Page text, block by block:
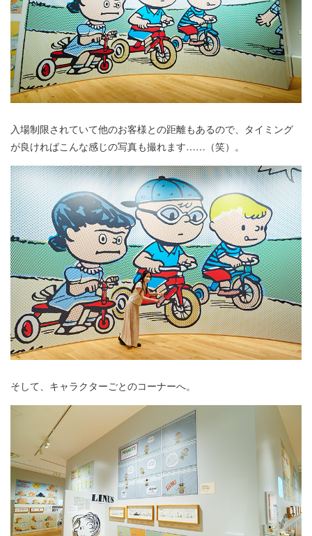
入場制限されていて他のお客様との距離もあるので、タイミング
が良ければこんな感じの写真も撮れます……（笑）。
そして、キャラクターごとのコーナーへ。